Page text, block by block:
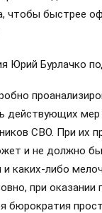
чтобы быстрее
Юрий Бурлачко
действующих
СВО. При их
и не должно
и каких-либо
при
бюрократия